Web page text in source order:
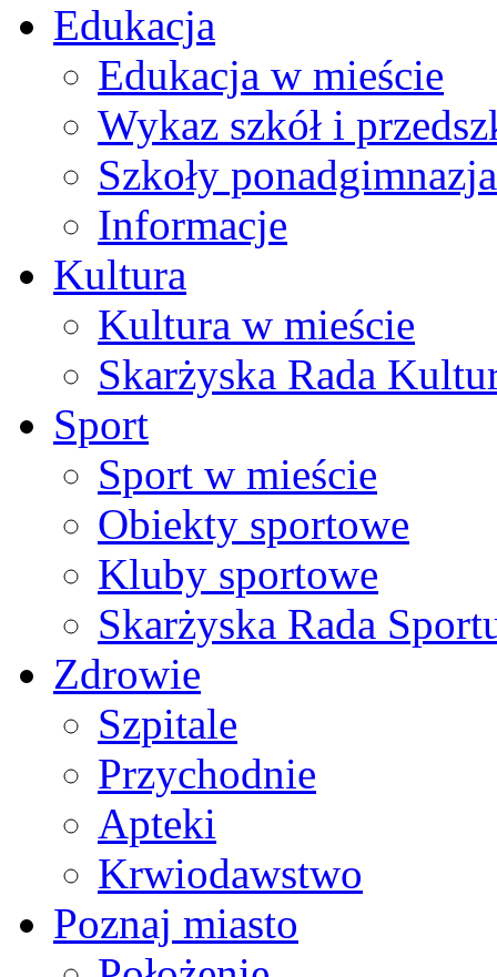
Edukacja
Edukacja w mieście
Wykaz szkół i
Szkoły
Informacje
Kultura
Kultura w mieście
Skarżyska Rada
Sport
Sport w mieście
Obiekty sportowe
Kluby sportowe
Skarżyska Rada
Zdrowie
Szpitale
Przychodnie
Apteki
Krwiodawstwo
Poznaj miasto